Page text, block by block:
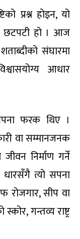
प्रश्न होइन, यो
छटपटी हो । आज
संघारमा
आधार
फरक थिए ।
वा सम्मानजनक
निर्माण गर्ने
त्यो सपना
सीप वा
गन्तव्य राष्ट्र